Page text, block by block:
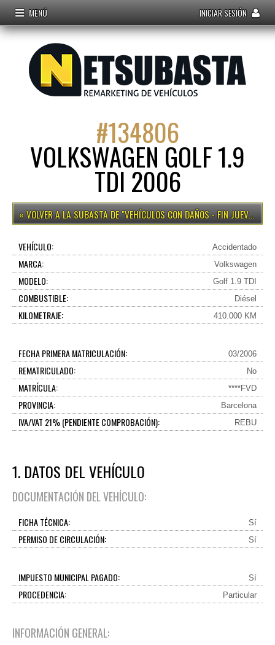
MENÚ INICIAR SESIÓN
#134806
VOLKSWAGEN GOLF 1.9
TDI 2006
VEHÍCULOS CON DAÑOS - FIN JUEVES 15H
VEHÍCULO: Accidentado
MARCA: Volkswagen
MODELO: Golf 1.9 TDI
COMBUSTIBLE: Diésel
KILOMETRAJE: 410.000 KM
FECHA PRIMERA MATRICULACIÓN: 03/2006
REMATRICULADO: No
MATRÍCULA: ****FVD
PROVINCIA: Barcelona
IVA/VAT 21% (PENDIENTE COMPROBACIÓN): REBU
1. DATOS DEL VEHÍCULO
DOCUMENTACIÓN DEL VEHÍCULO:
FICHA TÉCNICA: Sí
PERMISO DE CIRCULACIÓN: Sí
IMPUESTO MUNICIPAL PAGADO: Sí
PROCEDENCIA: Particular
INFORMACIÓN GENERAL: